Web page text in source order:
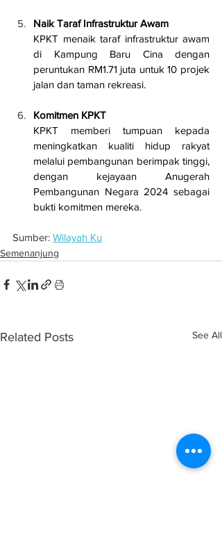
Naik Taraf Infrastruktur Awam
KPKT menaik taraf infrastruktur awam
di Kampung Baru Cina dengan
peruntukan RM1.71 juta untuk 10 projek
jalan dan taman rekreasi.
Komitmen KPKT
KPKT memberi tumpuan kepada
meningkatkan kualiti hidup rakyat
melalui pembangunan berimpak tinggi,
dengan kejayaan Anugerah
Pembangunan Negara 2024 sebagai
bukti komitmen mereka.
Sumber: Wilayah Ku
Semenanjung
Related Posts See All